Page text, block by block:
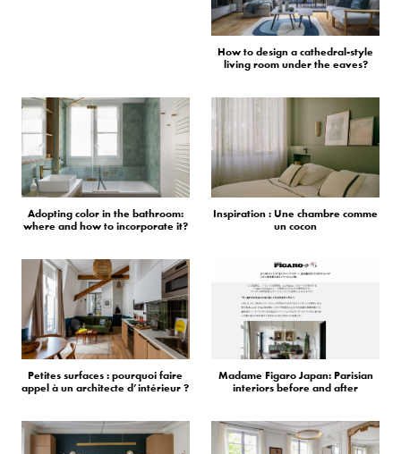
How to design a cathedral-style
living room under the eaves?
Adopting color in the bathroom:
where and how to incorporate it?
Inspiration : Une chambre comme
un cocon
Petites surfaces : pourquoi faire
appel à un architecte d’intérieur ?
Madame Figaro Japan: Parisian
interiors before and after